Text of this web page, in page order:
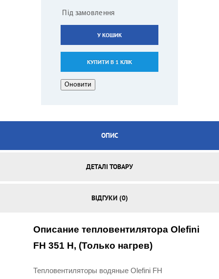
Під замовлення
У КОШИК
КУПИТИ В 1 КЛІК
ОПИС
ДЕТАЛІ ТОВАРУ
ВІДГУКИ (0)
Описание тепловентилятора Olefini
FH 351 H, (Только нагрев)
Тепловентиляторы водяные Olefini FH